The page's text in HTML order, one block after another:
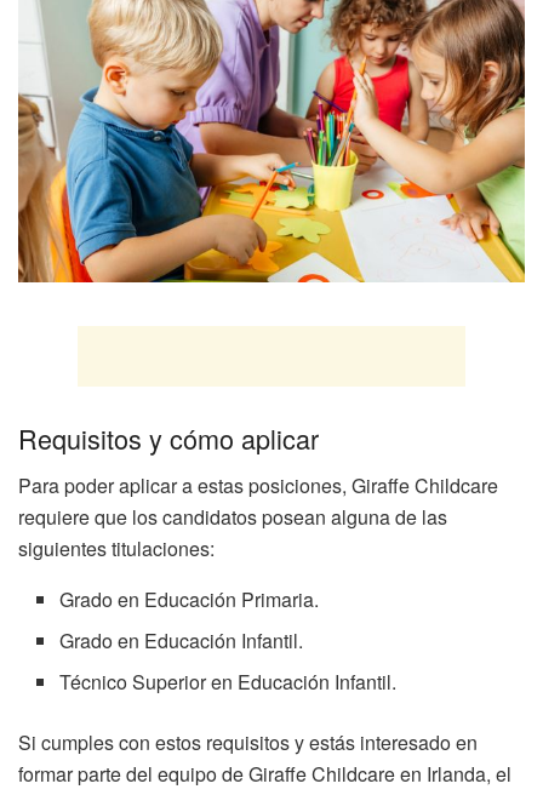
Requisitos y cómo aplicar
Para poder aplicar a estas posiciones, Giraffe Childcare
requiere que los candidatos posean alguna de las
siguientes titulaciones:
Grado en Educación Primaria.
Grado en Educación Infantil.
Técnico Superior en Educación Infantil.
Si cumples con estos requisitos y estás interesado en
formar parte del equipo de Giraffe Childcare en Irlanda, el